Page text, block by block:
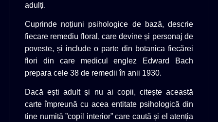
adulți.
Cuprinde noțiuni psihologice de bază, descrie
fiecare remediu floral, care devine și personaj de
poveste, și include o parte din botanica fiecărei
flori din care medicul englez Edward Bach
prepara cele 38 de remedii în anii 1930.
Dacă ești adult și nu ai copii, citește această
carte împreună cu acea entitate psihologică din
tine numită ”copil interior” care caută și el atenția